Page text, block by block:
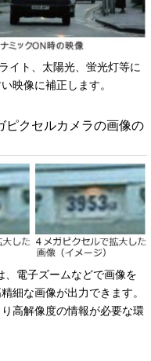
イト、太陽光、蛍光灯等に
映像に補正します。
ピクセルカメラの画像の
電子ズームなどで画像を
細な画像が出力できます。
高解像度の情報が必要な環